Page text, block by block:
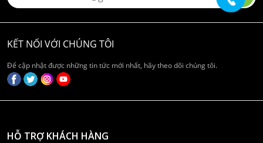
KẾT NỐI VỚI CHÚNG TÔI
Để cập nhật được những tin tức mới nhất, hãy theo dõi chúng tôi.
HỖ TRỢ KHÁCH HÀNG